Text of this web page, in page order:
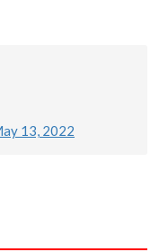
13, 2022